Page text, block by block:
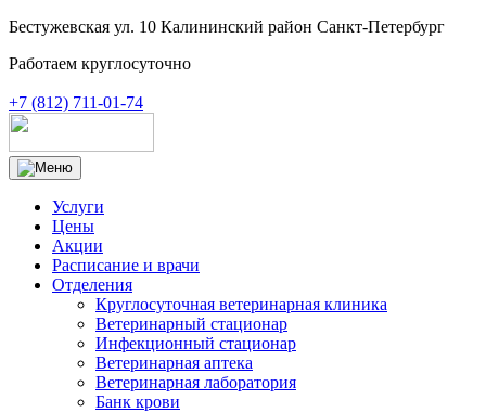
Бестужевская ул. 10 Калининский район Санкт-Петербург
Работаем круглосуточно
+7 (812) 711-01-74
Услуги
Цены
Акции
Расписание и врачи
Отделения
Круглосуточная ветеринарная клиника
Ветеринарный стационар
Инфекционный стационар
Ветеринарная аптека
Ветеринарная лаборатория
Банк крови